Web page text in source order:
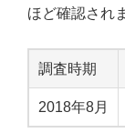
ほど確認され
調査時期
2018年8月